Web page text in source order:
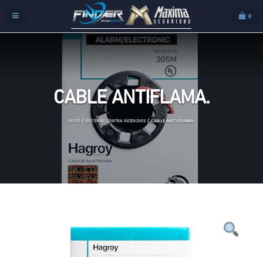
0
CABLE ANTIFLAMA.
INICIO / SISTEMAS CONTRA INCENDIOS/ CABLE ANTIFLAMA.